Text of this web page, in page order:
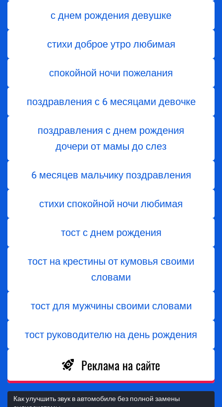
с днем рождения девушке
стихи доброе утро любимая
спокойной ночи пожелания
поздравления с 6 месяцами девочке
поздравления с днем ​​рождения
дочери от мамы до слез
6 месяцев мальчику поздравления
стихи спокойной ночи любимая
тост с днем ​​рождения
тост на крестины от кумовья своими
словами
тост для мужчины своими словами
тост руководителю на день рождения
Реклама на сайте
Как улучшить звук в автомобиле без полной замены